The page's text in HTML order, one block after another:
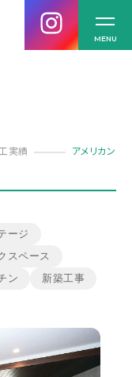
MENU
実績
アメリカン
ージ
スペース
ン
新築工事